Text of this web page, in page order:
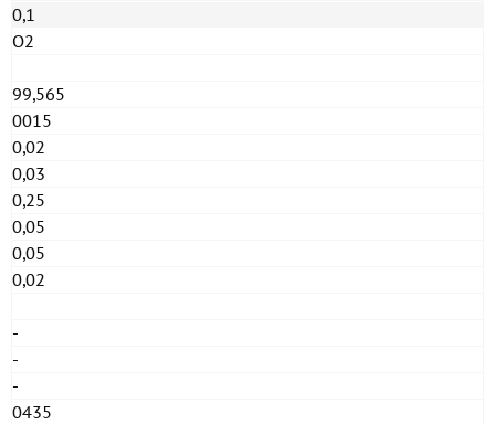
0,1
O2
99,565
0015
0,02
0,03
0,25
0,05
0,05
0,02
-
-
-
0435